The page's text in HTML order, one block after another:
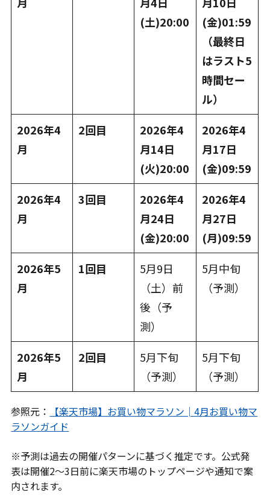
(土)20:00
(金)01:59
（最終日
はラスト5
時間セー
ル）
2026年4
月
2回目
2026年4
月14日
(火)20:00
2026年4
月17日
(金)09:59
2026年4
月
3回目
2026年4
月24日
(金)20:00
2026年4
月27日
(月)09:59
2026年5
月
1回目
5月9日
（土）前
後（予
測）
5月中旬
（予測）
2026年5
月
2回目
5月下旬
（予測）
5月下旬
（予測）
参照元：
【楽天市場】お買い物マラソン│4月お買い物マ
ラソンガイド
※予測は過去の開催パターンに基づく推定です。公式発
表は開催2〜3日前に楽天市場のトップページや通知で案
内されます。